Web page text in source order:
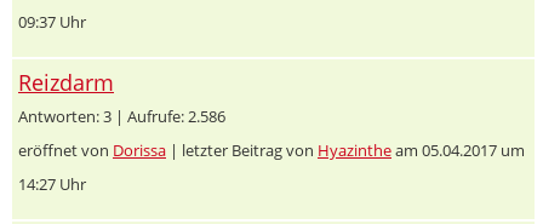
09:37 Uhr
Reizdarm
Antworten: 3 | Aufrufe: 2.586
eröffnet von Dorissa | letzter Beitrag von Hyazintheam 05.04.2017 um
14:27 Uhr